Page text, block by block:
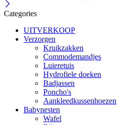
Categories
UITVERKOOP
Verzorgen
Kruikzakken
Commodemandjes
Luieretuis
Hydrofiele doeken
Badjassen
Poncho's
Aankleedkussenhoezen
Babynesten
Wafel